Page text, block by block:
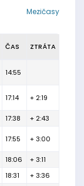
Mezičasy
ČAS ZTRÁTA
14:55
17:14 + 2:19
17:38 + 2:43
17:55 + 3:00
18:06
+ 3:11
18:31 + 3:36